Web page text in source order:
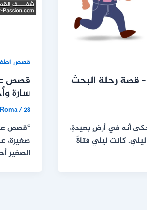
قصة رحلة البحث
أنه في أرضٍ بعيدةٍ،
كانت ليلي فتاةً
قصص
قصص
سارة
Roma/28 مارس، 2024
“قصص
صغيرة،
الصغير